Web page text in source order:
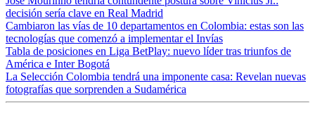
decisión sería clave en Real Madrid
Cambiaron las vías de 10 departamentos en Colombia: estas son las
tecnologías que comenzó a implementar el Invías
Tabla de posiciones en Liga BetPlay: nuevo líder tras triunfos de
América e Inter Bogotá
La Selección Colombia tendrá una imponente casa: Revelan nuevas
fotografías que sorprenden a Sudamérica